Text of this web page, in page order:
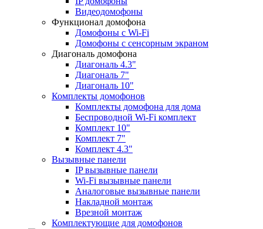
Видеодомофоны
Функционал домофона
Домофоны с Wi-Fi
Домофоны с сенсорным экраном
Диагональ домофона
Диагональ 4.3"
Диагональ 7"
Диагональ 10"
Комплекты домофонов
Комплекты домофона для дома
Беспроводной Wi-Fi комплект
Комплект 10"
Комплект 7"
Комплект 4.3"
Вызывные панели
IP вызывные панели
Wi-Fi вызывные панели
Аналоговые вызывные панели
Накладной монтаж
Врезной монтаж
Комплектующие для домофонов